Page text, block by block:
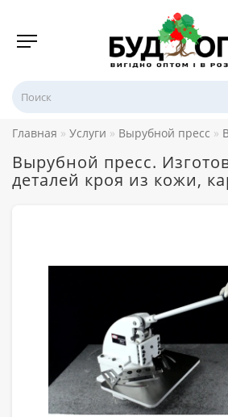
Главная Услуги Вырубной пресс
Вырубной пресс.
деталей кроя из кожи,